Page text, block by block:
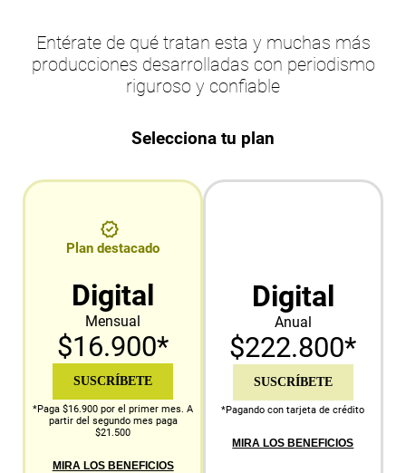
Entérate de qué tratan esta y muchas más
producciones desarrolladas con periodismo
riguroso y confiable
Selecciona tu plan
Plan destacado
Digital
Mensual
$16.900*
SUSCRÍBETE
*Paga $16.900 por el primer mes. A
partir del segundo mes paga
$21.500
MIRA LOS BENEFICIOS
Digital
Anual
$222.800*
SUSCRÍBETE
*Pagando con tarjeta de crédito
MIRA LOS BENEFICIOS